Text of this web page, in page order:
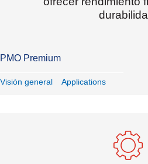
PMO Premium
Visión general Applications